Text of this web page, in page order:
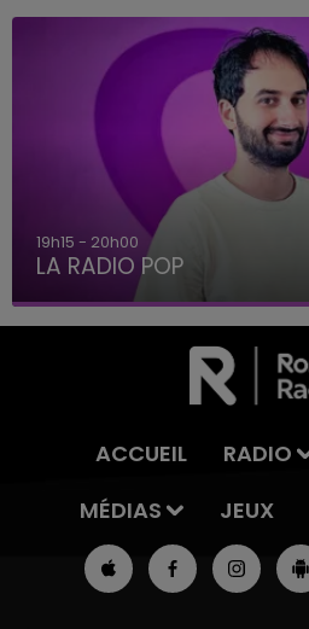
19h15 - 20h00
LA RADIO POP
ACCUEIL RADIO
MÉDIAS
JEUX